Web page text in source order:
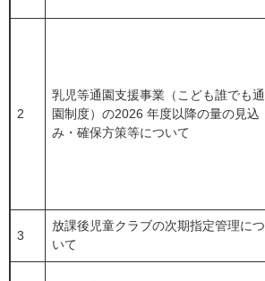
2
乳児等通園支援事業（こども誰でも通
園制度）の2026 年度以降の量の見込
み・確保方策等について
3
放課後児童クラブの次期指定管理につ
いて